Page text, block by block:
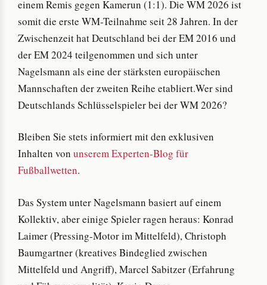
einem Remis gegen Kamerun (1:1). Die WM 2026 ist
somit die erste WM-Teilnahme seit 28 Jahren. In der
Zwischenzeit hat Deutschland bei der EM 2016 und
der EM 2024 teilgenommen und sich unter
Nagelsmann als eine der stärksten europäischen
Mannschaften der zweiten Reihe etabliert.Wer sind
Deutschlands Schlüsselspieler bei der WM 2026?
Bleiben Sie stets informiert mit den exklusiven
Inhalten von unserem Experten-Blog für
Fußballwetten.
Das System unter Nagelsmann basiert auf einem
Kollektiv, aber einige Spieler ragen heraus: Konrad
Laimer (Pressing-Motor im Mittelfeld), Christoph
Baumgartner (kreatives Bindeglied zwischen
Mittelfeld und Angriff), Marcel Sabitzer (Erfahrung